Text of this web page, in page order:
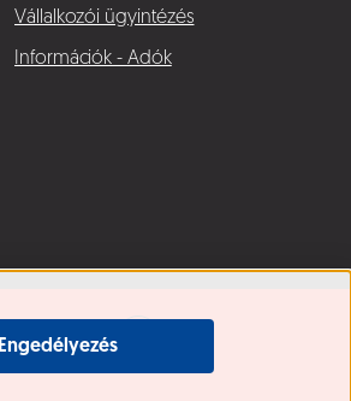
Engedélyezés
Vállalkozói ügyintézés
Információk - Adók